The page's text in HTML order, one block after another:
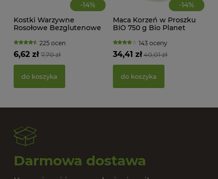
-14%
Kostki Warzywne
Rosołowe Bezglutenowe
225 ocen
7,70 zł
6,62 zł
do koszyka
-14%
Maca Korzeń w Proszku
BIO 750 g Bio Planet
143 oceny
40,01 zł
34,41 zł
do koszyka
Darmowa dostawa